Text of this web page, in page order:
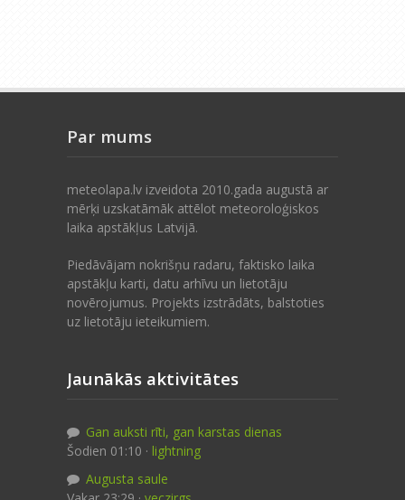
Par mums
meteolapa.lv izveidota 2010.gada augustā ar
mērķi uzskatāmāk attēlot meteoroloģiskos
laika apstākļus Latvijā.
Piedāvājam nokrišņu radaru, faktisko laika
apstākļu karti, datu arhīvu un lietotāju
novērojumus. Projekts izstrādāts, balstoties
uz lietotāju ieteikumiem.
Jaunākās aktivitātes
Gan auksti rīti, gan karstas dienas
Šodien 01:10 · lightning
Augusta saule